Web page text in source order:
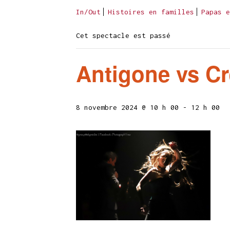
In/Out Histoires en familles Papas
Cet spectacle est passé
Antigone vs
8 novembre 2024 @ 10 h 00 - 12 h 00